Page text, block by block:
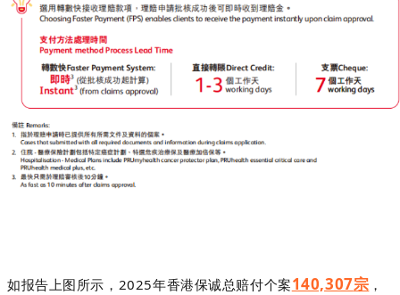
如报告上图所示， 2025年香港保诚总赔付个案140,307宗 ，